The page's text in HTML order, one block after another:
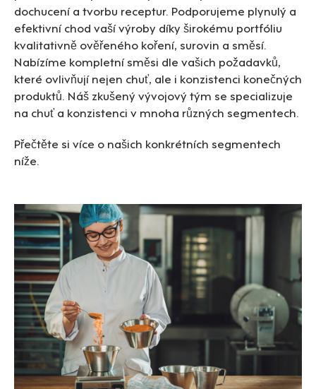
dochucení a tvorbu receptur. Podporujeme plynulý a
efektivní chod vaší výroby díky širokému portfóliu
kvalitativně ověřeného koření, surovin a směsí.
Nabízíme kompletní směsi dle vašich požadavků,
které ovlivňují nejen chuť, ale i konzistenci konečných
produktů. Náš zkušený vývojový tým se specializuje
na chuť a konzistenci v mnoha různých segmentech.
Přečtěte si více o našich konkrétních segmentech
níže.